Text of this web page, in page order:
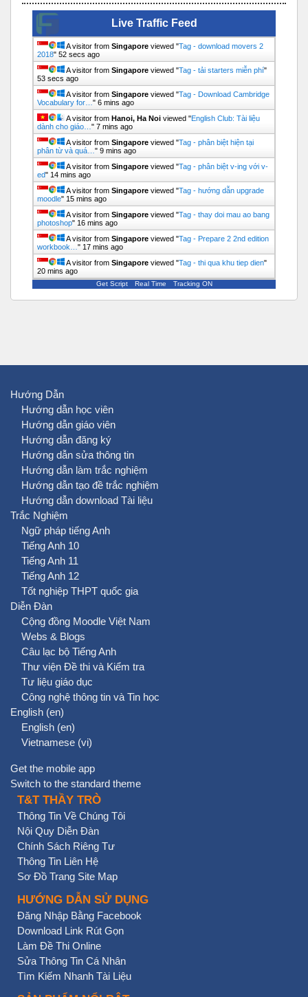
Live Traffic Feed
A visitor from Singapore viewed "Tag - download movers 2
2018" 52 secs ago
A visitor from Singapore viewed "Tag - tải starters miễn phí"
53 secs ago
A visitor from Singapore viewed "Tag - Download Cambridge
Vocabulary for… " 6 mins ago
A visitor from Hanoi, Ha Noi viewed "English Club: Tài liệu
dành cho giáo… " 7 mins ago
A visitor from Singapore viewed "Tag - phân biệt hiện tại
phân từ và quá… " 9 mins ago
A visitor from Singapore viewed "Tag - phân biệt v-ing với v-
ed" 14 mins ago
A visitor from Singapore viewed "Tag - hướng dẫn upgrade
moodle" 15 mins ago
A visitor from Singapore viewed "Tag - thay doi mau ao bang
photoshop" 16 mins ago
A visitor from Singapore viewed "Tag - Prepare 2 2nd edition
workbook… " 17 mins ago
A visitor from Singapore viewed "Tag - thi qua khu tiep dien"
20 mins ago
Get Script Real Time Tracking ON
Hướng Dẫn
Hướng dẫn học viên
Hướng dẫn giáo viên
Hướng dẫn đăng ký
Hướng dẫn sửa thông tin
Hướng dẫn làm trắc nghiệm
Hướng dẫn tạo đề trắc nghiệm
Hướng dẫn download Tài liệu
Trắc Nghiệm
Ngữ pháp tiếng Anh
Tiếng Anh 10
Tiếng Anh 11
Tiếng Anh 12
Tốt nghiệp THPT quốc gia
Diễn Đàn
Cộng đồng Moodle Việt Nam
Webs & Blogs
Câu lạc bộ Tiếng Anh
Thư viện Đề thi và Kiểm tra
Tư liệu giáo dục
Công nghệ thông tin và Tin học
English ‎(en)‎
English ‎(en)‎
Vietnamese ‎(vi)‎
Get the mobile app
Switch to the standard theme
T&T THẦY TRÒ
Thông Tin Về Chúng Tôi
Nội Quy Diễn Đàn
Chính Sách Riêng Tư
Thông Tin Liên Hệ
Sơ Đồ Trang Site Map
HƯỚNG DẪN SỬ DỤNG
Đăng Nhập Bằng Facebook
Download Link Rút Gọn
Làm Đề Thi Online
Sửa Thông Tin Cá Nhân
Tìm Kiếm Nhanh Tài Liệu